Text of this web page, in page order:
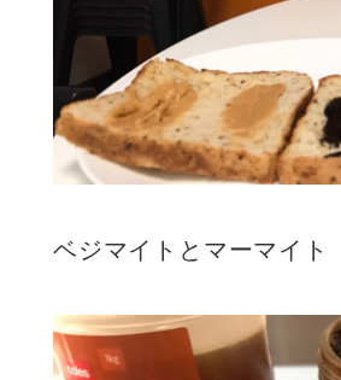
ベジマイトとマーマイト